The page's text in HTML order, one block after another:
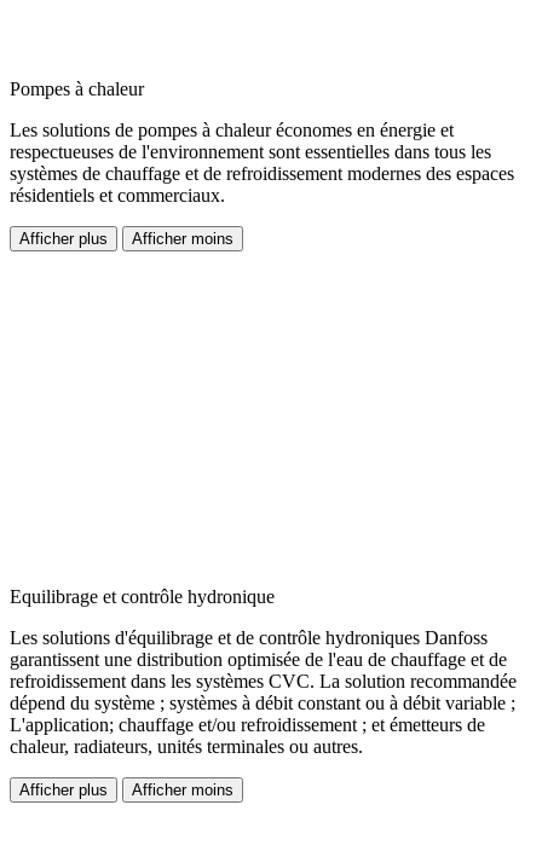
Pompes à chaleur
Les solutions de pompes à chaleur économes en énergie et
respectueuses de l'environnement sont essentielles dans tous les
systèmes de chauffage et de refroidissement modernes des espaces
résidentiels et commerciaux.
Afficher plus Afficher moins
Equilibrage et contrôle hydronique
Les solutions d'équilibrage et de contrôle hydroniques Danfoss
garantissent une distribution optimisée de l'eau de chauffage et de
refroidissement dans les systèmes CVC. La solution recommandée
dépend du système ; systèmes à débit constant ou à débit variable ;
L'application; chauffage et/ou refroidissement ; et émetteurs de
chaleur, radiateurs, unités terminales ou autres.
Afficher plus Afficher moins